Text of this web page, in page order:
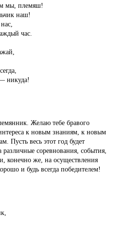
мы, племяш!
наш!
час.
никуда!
Желаю тебе бравого
к новым знаниям, к новым
Пусть весь этот год будет
соревнования, события,
конечно же, на осуществления
и будь всегда победителем!